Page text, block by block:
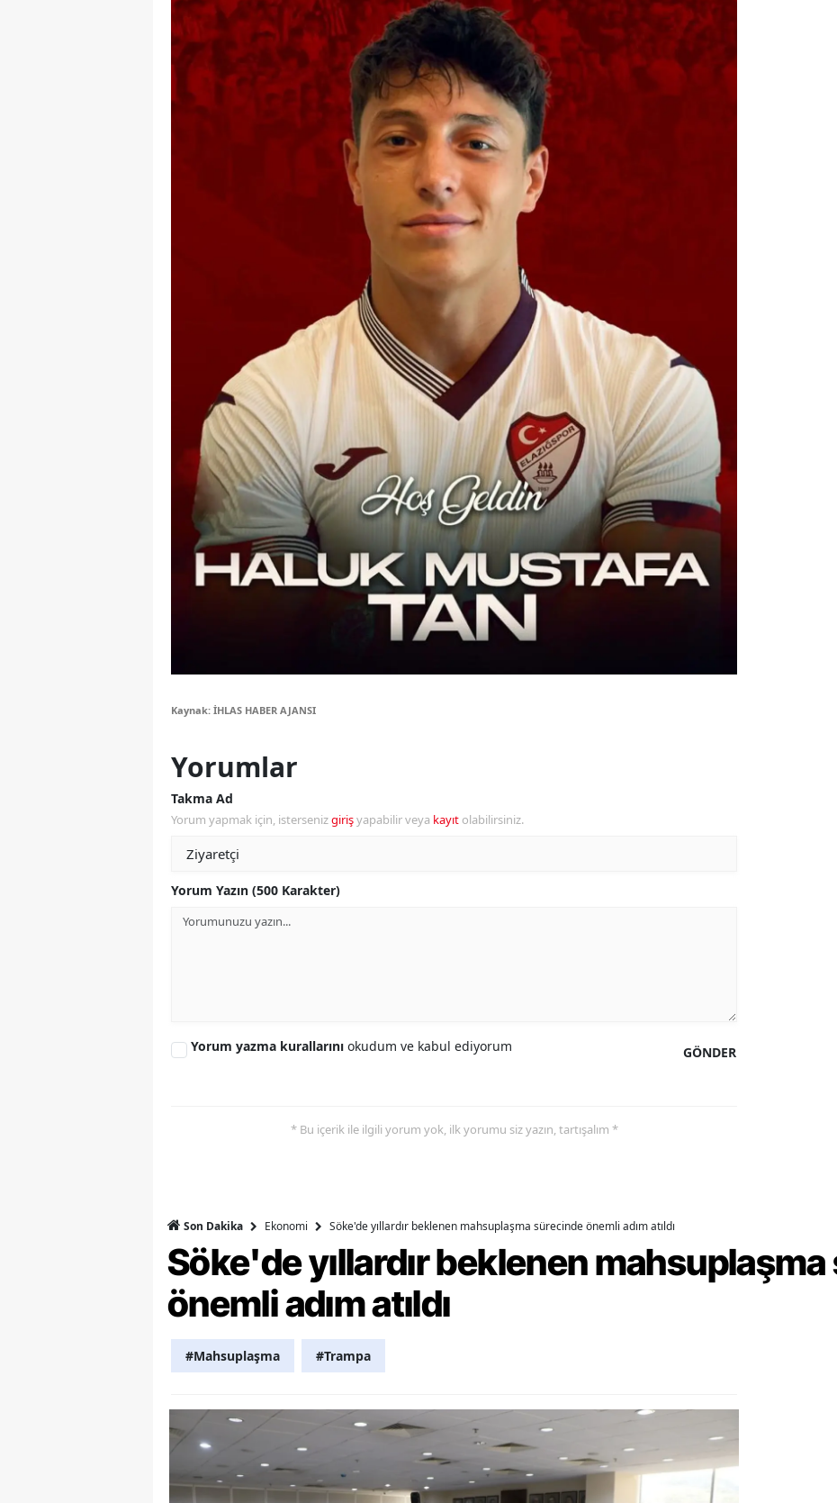
Mardin
Muğla
Muş
Nevşehir
Ordu
Sakarya
Siirt
Sinop
Sivas
Tekirdağ
Tokat
Trabzon
Tunceli
Şanlıurfa
Yalova
Osmaniye
Kaynak: İHLAS HABER AJANSI
Yorumlar
Takma Ad
Yorum yapmak için, istersenizgirişyapabilir veya kayıt olabilirsiniz.
Yorum Yazın (500 Karakter)
GÖNDER
Yorum yazma kurallarını okudum ve kabul ediyorum
* Bu içerik ile ilgili yorum yok, ilk yorumu siz yazın, tartışalım *
Son Dakika Ekonomi Söke'de yıllardır beklenen mahsuplaşma sürecinde önemli adım atıldı
Söke'de yıllardır beklenen
önemli adım atıldı
#Mahsuplaşma #Trampa